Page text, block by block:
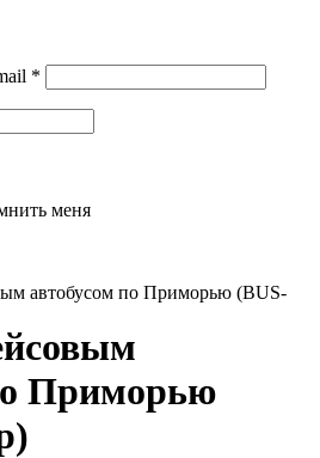
*
меня
автобусом по Приморью (BUS-
Приморью